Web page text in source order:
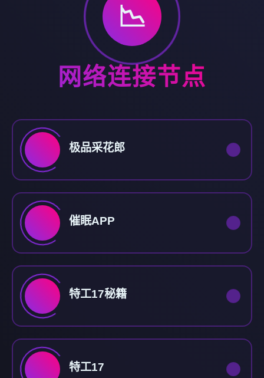
📉
网络连接节点
极品采花郎
催眠APP
特工17秘籍
特工17